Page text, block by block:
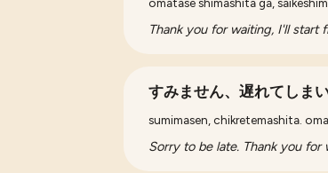
Thank you for waiting, I'll start
すみません、遅れてしま
sumimasen, chikretemashita.
Sorry to be late. Thank you for